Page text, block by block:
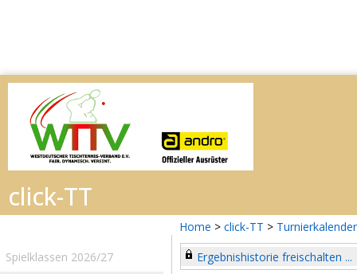
Home > click-TT > Turnierkalender
Spielklassen 2026/27
Ergebnishistorie freischalten ...